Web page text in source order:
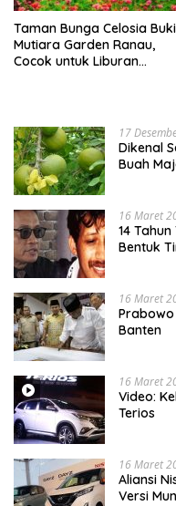
Taman Bunga Celosia
Mutiara Garden Ranau,
Cocok untuk Liburan
17
Dikenal
Buah
16 Maret
14
Bentuk
16 Maret
Prabowo
Banten
16 Maret
Video:
Terios
16 Maret
Aliansi
Versi